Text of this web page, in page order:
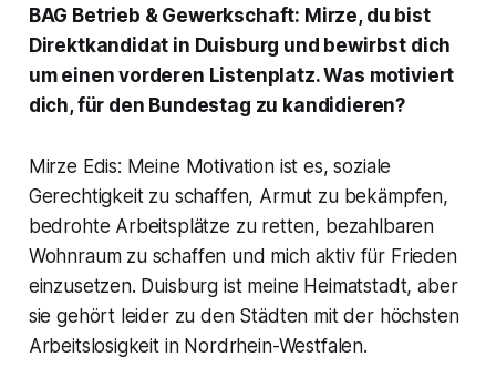
BAG Betrieb & Gewerkschaft: Mirze, du bist
Direktkandidat in Duisburg und bewirbst dich
um einen vorderen Listenplatz. Was motiviert
dich, für den Bundestag zu kandidieren?
Mirze Edis: Meine Motivation ist es, soziale
Gerechtigkeit zu schaffen, Armut zu bekämpfen,
bedrohte Arbeitsplätze zu retten, bezahlbaren
Wohnraum zu schaffen und mich aktiv für Frieden
einzusetzen. Duisburg ist meine Heimatstadt, aber
sie gehört leider zu den Städten mit der höchsten
Arbeitslosigkeit in Nordrhein-Westfalen.